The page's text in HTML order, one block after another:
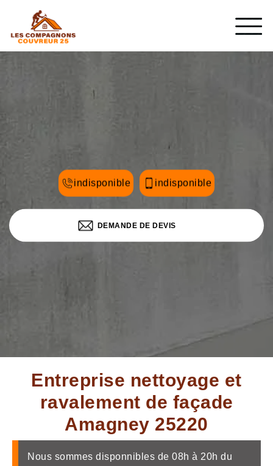
indisponible indisponible
DEMANDE DE DEVIS
Entreprise nettoyage et
ravalement de façade
Amagney 25220
Nous sommes disponnibles de 08h à 20h du